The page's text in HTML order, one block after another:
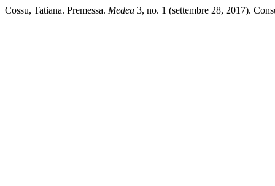
Cossu, Tatiana. Premessa. Medea 3, no. 1 (settembre 28, 2017).